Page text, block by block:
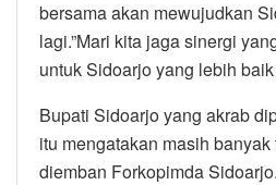
bersama akan mewujudkan
lagi.”Mari kita jaga sinergi
untuk Sidoarjo yang lebih
Bupati Sidoarjo yang akrab
itu mengatakan masih
diemban Forkopimda